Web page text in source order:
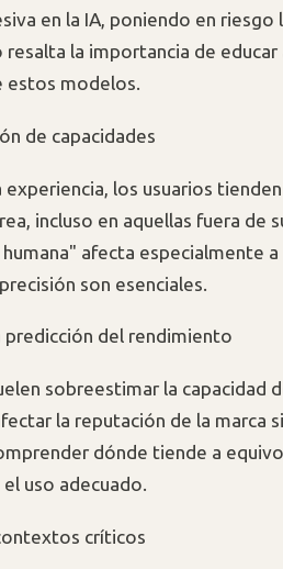
en la IA, poniendo en riesgo
resalta la importancia de
estos modelos.
de capacidades
experiencia, los usuarios
incluso en aquellas fuera de
afecta especialmente
son esenciales.
predicción del rendimiento
sobreestimar la capacidad
la reputación de la marca
dónde tiende a
uso adecuado.
críticos